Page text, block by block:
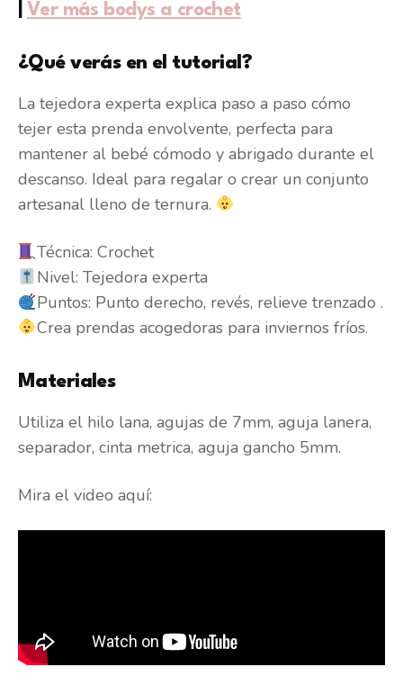
Ver más bodys a crochet
¿Qué verás en el tutorial?
La tejedora experta explica paso a paso cómo
tejer esta prenda envolvente, perfecta para
mantener al bebé cómodo y abrigado durante el
descanso. Ideal para regalar o crear un conjunto
artesanal lleno de ternura.
Técnica: Crochet
Nivel: Tejedora experta
Puntos: Punto derecho, revés, relieve trenzado .
Crea prendas acogedoras para inviernos fríos.
Materiales
Utiliza el hilo lana, agujas de 7mm, aguja lanera,
separador, cinta metrica, aguja gancho 5mm.
Mira el video aquí: